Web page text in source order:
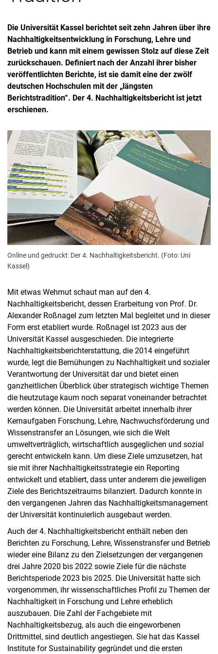
Die Universität Kassel berichtet seit zehn Jahren über ihre
Nachhaltigkeitsentwicklung in Forschung, Lehre und
Betrieb und kann mit einem gewissen Stolz auf diese Zeit
zurückschauen. Definiert nach der Anzahl ihrer bisher
veröffentlichten Berichte, ist sie damit eine der zwölf
deutschen Hochschulen mit der „längsten
Berichtstradition“. Der 4. Nachhaltigkeitsbericht ist jetzt
erschienen.
Online und gedruckt: Der 4. Nachhaltigkeitsbericht. (Foto: Uni
Kassel)
Mit etwas Wehmut schaut man auf den 4.
Nachhaltigkeitsbericht, dessen Erarbeitung von Prof. Dr.
Alexander Roßnagel zum letzten Mal begleitet und in dieser
Form erst etabliert wurde. Roßnagel ist 2023 aus der
Universität Kassel ausgeschieden. Die integrierte
Nachhaltigkeitsberichterstattung, die 2014 eingeführt
wurde, legt die Bemühungen zu Nachhaltigkeit und sozialer
Verantwortung der Universität dar und bietet einen
ganzheitlichen Überblick über strategisch wichtige Themen
die heutzutage kaum noch separat voneinander betrachtet
werden können. Die Universität arbeitet innerhalb ihrer
Kernaufgaben Forschung, Lehre, Nachwuchsförderung und
Wissenstransfer an Lösungen, wie sich die Welt
umweltverträglich, wirtschaftlich ausgeglichen und sozial
gerecht entwickeln kann. Um diese Ziele umzusetzen, hat
sie mit ihrer Nachhaltigkeitsstrategie ein Reporting
entwickelt und etabliert, dass unter anderem die jeweiligen
Ziele des Berichtszeitraums bilanziert. Dadurch konnte in
den vergangenen Jahren das Nachhaltigkeitsmanagement
der Universität kontinuierlich ausgebaut werden.
Auch der 4. Nachhaltigkeitsbericht enthält neben den
Berichten zu Forschung, Lehre, Wissenstransfer und Betrieb
wieder eine Bilanz zu den Zielsetzungen der vergangenen
drei Jahre 2020 bis 2022 sowie Ziele für die nächste
Berichtsperiode 2023 bis 2025. Die Universität hatte sich
vorgenommen, ihr wissenschaftliches Profil zu Themen der
Nachhaltigkeit in Forschung und Lehre erheblich
auszubauen. Die Zahl der Fachgebiete mit
Nachhaltigkeitsbezug, als auch die eingeworbenen
Drittmittel, sind deutlich angestiegen. Sie hat das Kassel
Institute for Sustainability gegründet und die ersten